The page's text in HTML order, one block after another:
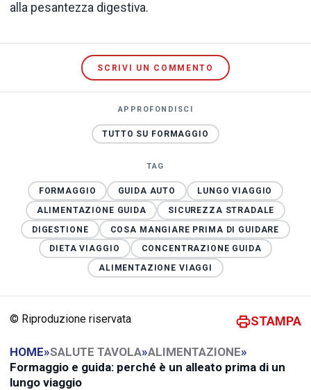
alla pesantezza digestiva.
SCRIVI UN COMMENTO
APPROFONDISCI
TUTTO SU FORMAGGIO
TAG
FORMAGGIO GUIDA AUTO
LUNGO VIAGGIO
ALIMENTAZIONE GUIDA
SICUREZZA STRADALE
DIGESTIONE
COSA MANGIARE PRIMA DI GUIDARE
DIETA VIAGGIO
CONCENTRAZIONE GUIDA
ALIMENTAZIONE VIAGGI
© Riproduzione riservata STAMPA
HOME»SALUTE TAVOLA»ALIMENTAZIONE»
Formaggio e guida: perché è un alleato prima di un
lungo viaggio